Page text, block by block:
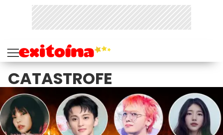
CATASTROFE